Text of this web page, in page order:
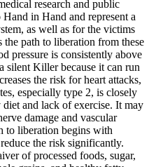
research and public
in Hand and represent a
as well as for the victims
path to liberation from these
pressure is consistently above
silent Killer because it can run
the risk for heart attacks,
especially type 2, is closely
and lack of exercise. It may
damage and vascular
to liberation begins with
the risk significantly.
of processed foods, sugar,